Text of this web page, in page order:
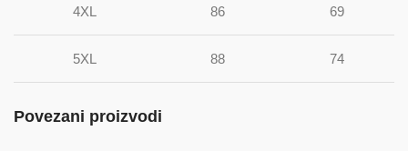
4XL 86 69
5XL 88 74
Povezani proizvodi